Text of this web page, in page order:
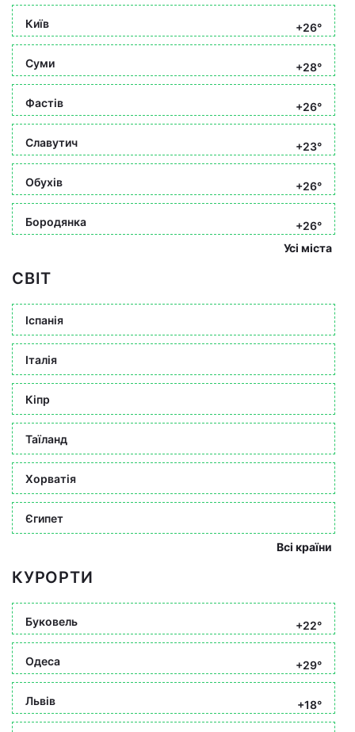
Київ +26°
Суми +28°
Фастів +26°
Славутич +23°
Обухів +26°
Бородянка
+26°
Усі міста
СВІТ
Іспанія
Італія
Кіпр
Таїланд
Хорватія
Єгипет
Всі країни
КУРОРТИ
Буковель +22°
Одеса +29°
Львів +18°